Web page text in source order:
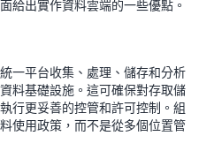
給出實作資料雲端的一些優點。
一平台收集、處理、儲存和分析
料基礎設施。這可確保對存取儲
行更妥善的控管和許可控制。組
使用政策，而不是從多個位置管